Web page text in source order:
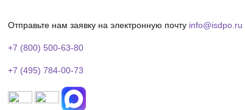
Отправьте нам заявку на электронную почту info@isdpo.ru
+7 (800) 500-63-80
+7 (495) 784-00-73